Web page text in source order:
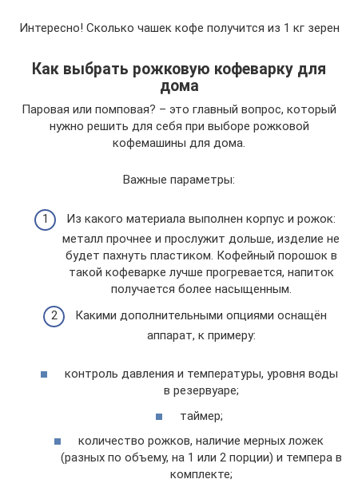
Интересно! Сколько чашек кофе получится из 1 кг зерен
Как выбрать рожковую кофеварку для
дома
Паровая или помповая? – это главный вопрос, который
нужно решить для себя при выборе рожковой
кофемашины для дома.
Важные параметры:
Из какого материала выполнен корпус и рожок:
металл прочнее и прослужит дольше, изделие не
будет пахнуть пластиком. Кофейный порошок в
такой кофеварке лучше прогревается, напиток
получается более насыщенным.
Какими дополнительными опциями оснащён
аппарат, к примеру:
контроль давления и температуры, уровня воды
в резервуаре;
таймер;
количество рожков, наличие мерных ложек
(разных по объему, на 1 или 2 порции) и темпера в
комплекте;